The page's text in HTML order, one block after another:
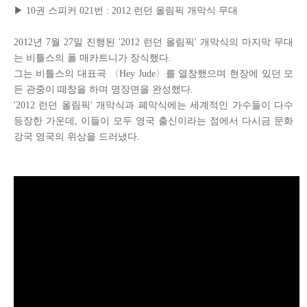
▶ 10권 스피커 021 번 : 2012 런던 올림픽 개막식 무대
2012년 7월 27일 진행된 '2012 런던 올림픽' 개막식의 마지막 무대
는 비틀스의 폴 매카트니가 장식했다.
그는 비틀스의 대표곡 〈Hey Jude〉를 열창했으며 현장에 있던 모
든 관중이 떼창을 하며 명장면을 완성했다.
'2012 런던 올림픽' 개막식과 폐막식에는 세계적인 가수들이 다수
등장한 가운데, 이들이 모두 영국 출신이라는 점에서 다시금 문화
강국 영국의 위상을 드러냈다.